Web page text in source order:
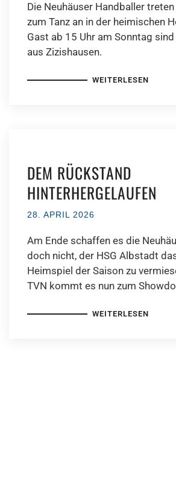
Die Neuhäuser Handballer
zum Tanz an in der heimischen
Gast ab 15 Uhr am Sonntag
aus Zizishausen.
WEITERLESEN
DEM RÜCKSTAND
HINTERHERGELAUFEN
28. APRIL 2026
Am Ende schaffen es die
doch nicht, der HSG Albstadt
Heimspiel der Saison zu
TVN kommt es nun zum
WEITERLESEN